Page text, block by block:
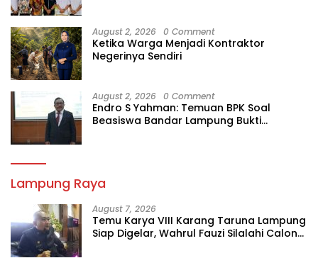
August 2, 2026 0 Comment
Ketika Warga Menjadi Kontraktor
Negerinya Sendiri
August 2, 2026 0 Comment
Endro S Yahman: Temuan BPK Soal
Beasiswa Bandar Lampung Bukti
Lampung Raya
August 7, 2026
Temu Karya VIII Karang Taruna Lampung
Siap Digelar, Wahrul Fauzi Silalahi Calon